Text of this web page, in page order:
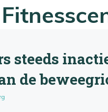
steeds
de